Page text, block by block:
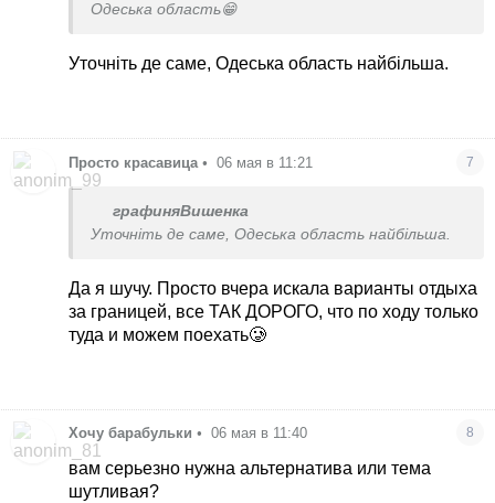
Одеська область😁
Уточніть де саме, Одеська область найбільша.
Просто красавица • 06 мая в 11:21 7
графиняВишенка
Уточніть де саме, Одеська область найбільша.
Да я шучу. Просто вчера искала варианты отдыха
за границей, все ТАК ДОРОГО, что по ходу только
туда и можем поехать🥲
Хочу барабульки • 06 мая в 11:40 8
вам серьезно нужна альтернатива или тема
шутливая?